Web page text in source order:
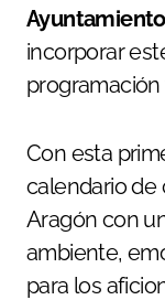
incorporar
programación
Con esta
calendario de
Aragón con
ambiente,
para los